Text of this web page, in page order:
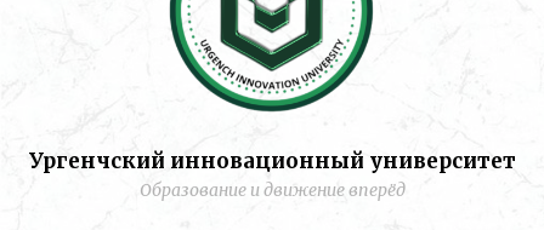
Ургенчский инновационный университет
Образование и движение вперёд